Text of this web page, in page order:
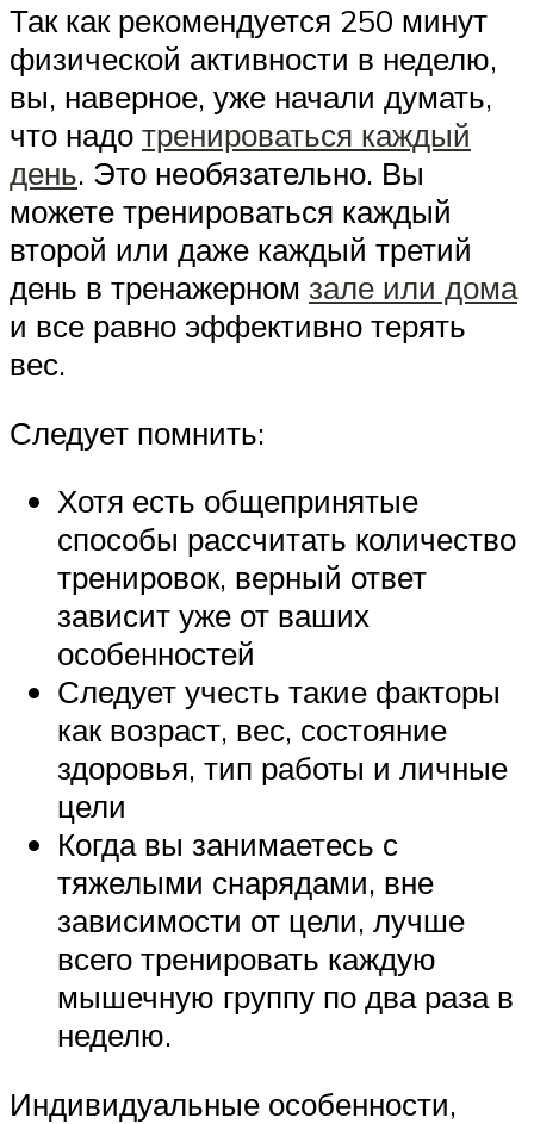
Так как рекомендуется 250 минут
физической активности в неделю,
вы, наверное, уже начали думать,
что надо тренироваться каждый
день. Это необязательно. Вы
можете тренироваться каждый
второй или даже каждый третий
день в тренажерном зале или дома
и все равно эффективно терять
вес.
Следует помнить:
Хотя есть общепринятые
способы рассчитать количество
тренировок, верный ответ
зависит уже от ваших
особенностей
Следует учесть такие факторы
как возраст, вес, состояние
здоровья, тип работы и личные
цели
Когда вы занимаетесь с
тяжелыми снарядами, вне
зависимости от цели, лучше
всего тренировать каждую
мышечную группу по два раза в
неделю.
Индивидуальные особенности,